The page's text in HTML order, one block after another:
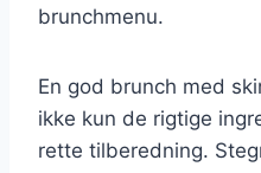
brunchmenu.
En god brunch med
ikke kun de rigtige
rette tilberedning.